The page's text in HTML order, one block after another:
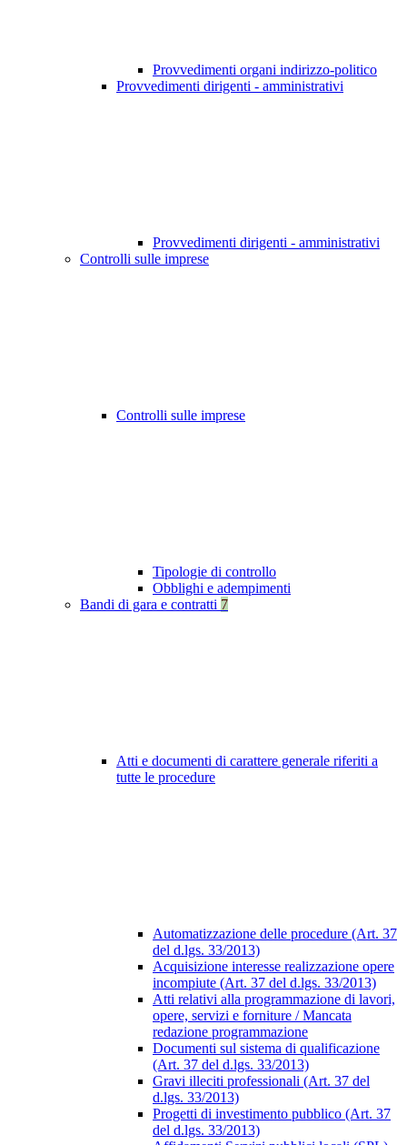
Provvedimenti organi indirizzo-politico
Provvedimenti dirigenti - amministrativi
Provvedimenti dirigenti - amministrativi
Controlli sulle imprese
Controlli sulle imprese
Tipologie di controllo
Obblighi e adempimenti
Bandi di gara e contratti 7
Atti e documenti di carattere generale riferiti a
tutte le procedure
Automatizzazione delle procedure (Art. 37
del d.lgs. 33/2013)
Acquisizione interesse realizzazione opere
incompiute (Art. 37 del d.lgs. 33/2013)
Atti relativi alla programmazione di lavori,
opere, servizi e forniture / Mancata
redazione programmazione
Documenti sul sistema di qualificazione
(Art. 37 del d.lgs. 33/2013)
Gravi illeciti professionali (Art. 37 del
d.lgs. 33/2013)
Progetti di investimento pubblico (Art. 37
del d.lgs. 33/2013)